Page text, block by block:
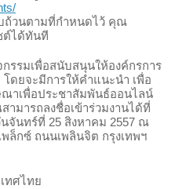
วนตามที่กำหนดไว้ คุณ
ต์ได้ทันที
รรมเพื่อสนับสนุนให้องค์กรการ
โดยจะมีการให้คำแนะนำ เพื่อ
าเพื่อประชาสัมพันธ์ออนไลน์
ามารถลงชื่อเข้าร่วมงานได้ที่
จันทร์ที่ 25 สิงหาคม 2557 ณ
พล็กซ์​ ถนนเพลินจิต กรุงเทพฯ
ทศไทย